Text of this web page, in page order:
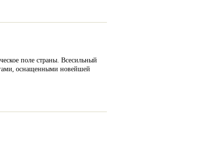
поле страны. Всесильный
оснащенными новейшей